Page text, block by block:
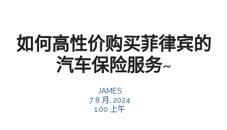
如何高性价购买菲律宾的
汽车保险服务~
JAMES
7 8 月, 2024
1:00 上午